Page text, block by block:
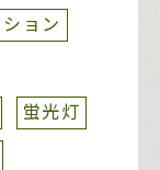
ョン
蛍光灯